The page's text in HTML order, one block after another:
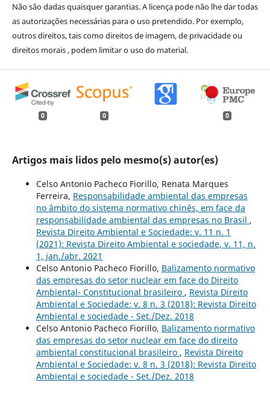
Não são dadas quaisquer garantias. A licença pode não lhe dar todas
as autorizações necessárias para o uso pretendido. Por exemplo,
outros direitos, tais como direitos de imagem, de privacidade ou
direitos morais , podem limitar o uso do material.
0 0 0
Artigos mais lidos pelo mesmo(s) autor(es)
Celso Antonio Pacheco Fiorillo, Renata Marques
Ferreira, Responsabilidade ambiental das empresas
no âmbito do sistema normativo chinês, em face da
responsabilidade ambiental das empresas no Brasil ,
Revista Direito Ambiental e Sociedade: v. 11 n. 1
(2021): Revista Direito Ambiental e sociedade, v. 11, n.
1, jan./abr. 2021
Celso Antonio Pacheco Fiorillo, Balizamento normativo
das empresas do setor nuclear em face do Direito
Ambiental- Constitucional brasileiro , Revista Direito
Ambiental e Sociedade: v. 8 n. 3 (2018): Revista Direito
Ambiental e sociedade - Set./Dez. 2018
Celso Antonio Pacheco Fiorillo, Balizamento normativo
das empresas do setor nuclear em face do direito
ambiental constitucional brasileiro , Revista Direito
Ambiental e Sociedade: v. 8 n. 3 (2018): Revista Direito
Ambiental e sociedade - Set./Dez. 2018